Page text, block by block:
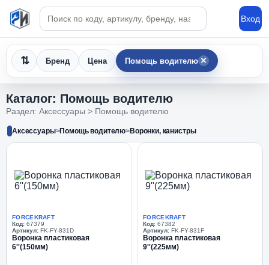
Поиск по каталогу
Вход
Бренд Цена Помощь водителю ×
Каталог: Помощь водителю
Раздел: Аксессуары > Помощь водителю
Аксессуары>Помощь водителю>Воронки, канистры
FORCEKRAFT
Код: 67379
Артикул: FK-FY-831D
Воронка пластиковая
6''(150мм)
FORCEKRAFT
Код: 67382
Артикул: FK-FY-831F
Воронка пластиковая
9''(225мм)